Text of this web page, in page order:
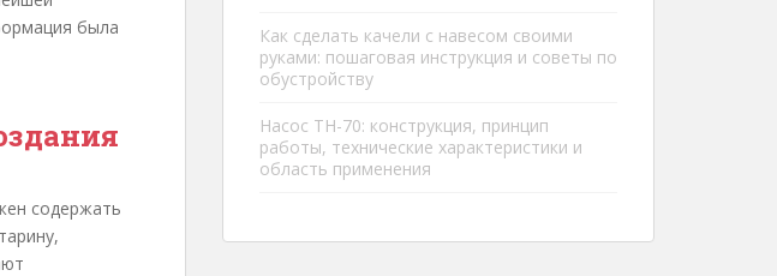
была
содержать
Как сделать качели с навесом своими
руками: пошаговая инструкция и советы по
обустройству
Насос ТН-70: конструкция, принцип
работы, технические характеристики и
область применения